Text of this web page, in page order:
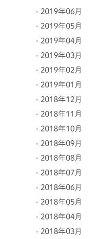
2019年06月
2019年05月
2019年04月
2019年03月
2019年02月
2019年01月
2018年12月
2018年11月
2018年10月
2018年09月
2018年08月
2018年07月
2018年06月
2018年05月
2018年04月
2018年03月